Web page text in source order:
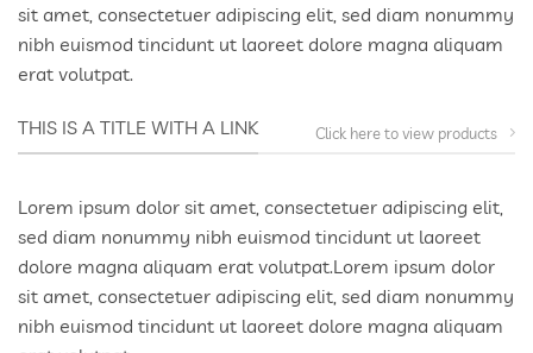
sit amet, consectetuer adipiscing elit, sed diam nonummy
nibh euismod tincidunt ut laoreet dolore magna aliquam
erat volutpat.
THIS IS A TITLE WITH A LINK Click here to view products
Lorem ipsum dolor sit amet, consectetuer adipiscing elit,
sed diam nonummy nibh euismod tincidunt ut laoreet
dolore magna aliquam erat volutpat.Lorem ipsum dolor
sit amet, consectetuer adipiscing elit, sed diam nonummy
nibh euismod tincidunt ut laoreet dolore magna aliquam